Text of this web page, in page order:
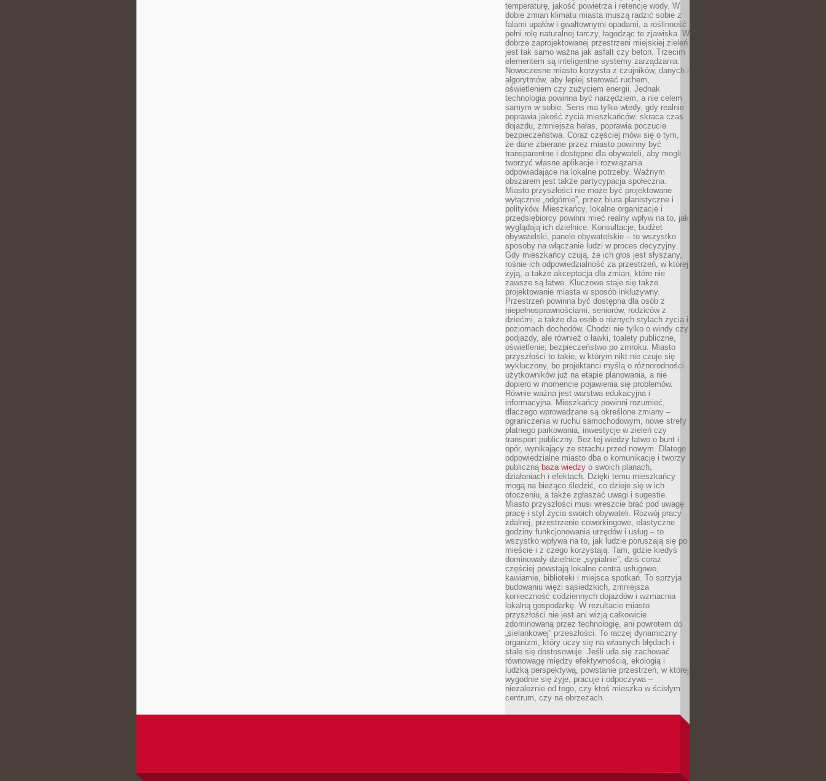
temperaturę, jakość powietrza i retencję wody. W
dobie zmian klimatu miasta muszą radzić sobie z
falami upałów i gwałtownymi opadami, a roślinność
pełni rolę naturalnej tarczy, łagodząc te zjawiska. W
dobrze zaprojektowanej przestrzeni miejskiej zieleń
jest tak samo ważna jak asfalt czy beton. Trzecim
elementem są inteligentne systemy zarządzania.
Nowoczesne miasto korzysta z czujników, danych i
algorytmów, aby lepiej sterować ruchem,
oświetleniem czy zużyciem energii. Jednak
technologia powinna być narzędziem, a nie celem
samym w sobie. Sens ma tylko wtedy, gdy realnie
poprawia jakość życia mieszkańców: skraca czas
dojazdu, zmniejsza hałas, poprawia poczucie
bezpieczeństwa. Coraz częściej mówi się o tym,
że dane zbierane przez miasto powinny być
transparentne i dostępne dla obywateli, aby mogli
tworzyć własne aplikacje i rozwiązania
odpowiadające na lokalne potrzeby. Ważnym
obszarem jest także partycypacja społeczna.
Miasto przyszłości nie może być projektowane
wyłącznie „odgórnie”, przez biura planistyczne i
polityków. Mieszkańcy, lokalne organizacje i
przedsiębiorcy powinni mieć realny wpływ na to, jak
wyglądają ich dzielnice. Konsultacje, budżet
obywatelski, panele obywatelskie – to wszystko
sposoby na włączanie ludzi w proces decyzyjny.
Gdy mieszkańcy czują, że ich głos jest słyszany,
rośnie ich odpowiedzialność za przestrzeń, w której
żyją, a także akceptacja dla zmian, które nie
zawsze są łatwe. Kluczowe staje się także
projektowanie miasta w sposób inkluzywny.
Przestrzeń powinna być dostępna dla osób z
niepełnosprawnościami, seniorów, rodziców z
dziećmi, a także dla osób o różnych stylach życia i
poziomach dochodów. Chodzi nie tylko o windy czy
podjazdy, ale również o ławki, toalety publiczne,
oświetlenie, bezpieczeństwo po zmroku. Miasto
przyszłości to takie, w którym nikt nie czuje się
wykluczony, bo projektanci myślą o różnorodności
użytkowników już na etapie planowania, a nie
dopiero w momencie pojawienia się problemów.
Równie ważna jest warstwa edukacyjna i
informacyjna. Mieszkańcy powinni rozumieć,
dlaczego wprowadzane są określone zmiany –
ograniczenia w ruchu samochodowym, nowe strefy
płatnego parkowania, inwestycje w zieleń czy
transport publiczny. Bez tej wiedzy łatwo o bunt i
opór, wynikający ze strachu przed nowym. Dlatego
odpowiedzialne miasto dba o komunikację i tworzy
publiczną baza wiedzy o swoich planach,
działaniach i efektach. Dzięki temu mieszkańcy
mogą na bieżąco śledzić, co dzieje się w ich
otoczeniu, a także zgłaszać uwagi i sugestie.
Miasto przyszłości musi wreszcie brać pod uwagę
pracę i styl życia swoich obywateli. Rozwój pracy
zdalnej, przestrzenie coworkingowe, elastyczne
godziny funkcjonowania urzędów i usług – to
wszystko wpływa na to, jak ludzie poruszają się po
mieście i z czego korzystają. Tam, gdzie kiedyś
dominowały dzielnice „sypialnie”, dziś coraz
częściej powstają lokalne centra usługowe,
kawiarnie, biblioteki i miejsca spotkań. To sprzyja
budowaniu więzi sąsiedzkich, zmniejsza
konieczność codziennych dojazdów i wzmacnia
lokalną gospodarkę. W rezultacie miasto
przyszłości nie jest ani wizją całkowicie
zdominowaną przez technologię, ani powrotem do
„sielankowej” przeszłości. To raczej dynamiczny
organizm, który uczy się na własnych błędach i
stale się dostosowuje. Jeśli uda się zachować
równowagę między efektywnością, ekologią i
ludzką perspektywą, powstanie przestrzeń, w której
wygodnie się żyje, pracuje i odpoczywa –
niezależnie od tego, czy ktoś mieszka w ścisłym
centrum, czy na obrzeżach.